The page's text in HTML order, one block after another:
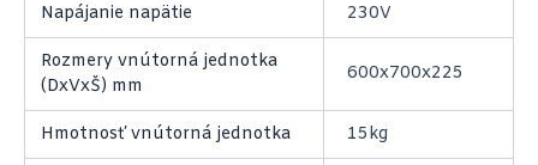
Napájanie napätie 230V
Rozmery vnútorná jednotka
(DxVxŠ) mm
600x700x225
Hmotnosť vnútorná jednotka 15kg